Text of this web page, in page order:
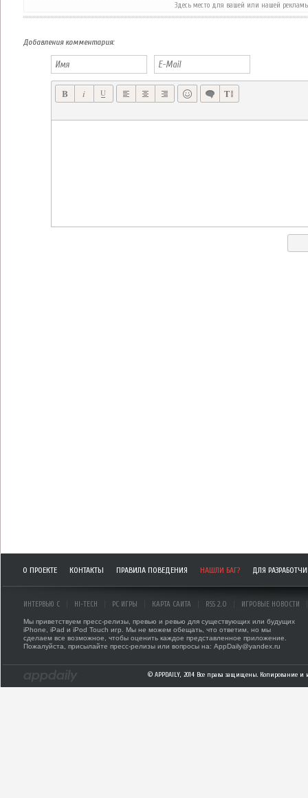
Здесь место для вашей или нашей
Добавления комментария:
О ПРОЕКТЕ КОНТАКТЫ ПРАВИЛА ПОВЕДЕНИЯ НАШЛИ БАГ? ДЛЯ
ИНТЕРВЬЮ С HI-TECH PC ИГРЫ КАРТА САЙТА RSS 2.0 ИГРОВЫЕ НОВОСТИ
Мы приветствуем пресс-релизы, превью и ревью для существующих или будущих
iPhone, iPad и iPod Touch игр. Мы не можем обещать, что ответим, но мы
сделаем все возможное, чтобы оценить каждое представленное приложение.
Пожалуйста, присылайте пресс-релизы или вопросы на: AppDaily@yandex.ru
© APPDAILY, 2014 Все права защищены. Копирование и